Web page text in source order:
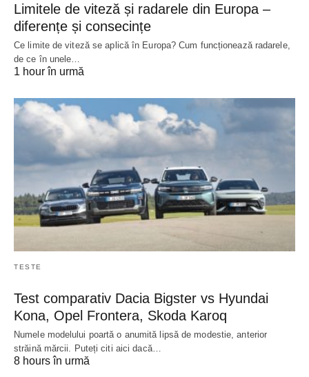
Limitele de viteză și radarele din Europa –
diferențe și consecințe
Ce limite de viteză se aplică în Europa? Cum funcționează radarele,
de ce în unele…
1 hour în urmă
TESTE
Test comparativ Dacia Bigster vs Hyundai
Kona, Opel Frontera, Skoda Karoq
Numele modelului poartă o anumită lipsă de modestie, anterior
străină mărcii. Puteți citi aici dacă…
8 hours în urmă